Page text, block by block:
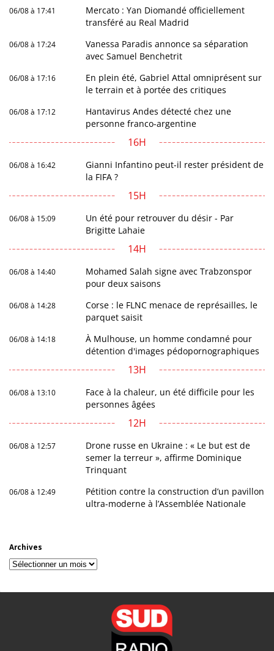
06/08 à 17:41
Mercato : Yan Diomandé officiellement
transféré au Real Madrid
06/08 à 17:24
Vanessa Paradis annonce sa séparation
avec Samuel Benchetrit
06/08 à 17:16
En plein été, Gabriel Attal omniprésent sur
le terrain et à portée des critiques
06/08 à 17:12
Hantavirus Andes détecté chez une
personne franco-argentine
16H
06/08 à 16:42
Gianni Infantino peut-il rester président de
la FIFA ?
15H
06/08 à 15:09
Un été pour retrouver du désir - Par
Brigitte Lahaie
14H
06/08 à 14:40
Mohamed Salah signe avec Trabzonspor
pour deux saisons
06/08 à 14:28
Corse : le FLNC menace de représailles, le
parquet saisit
06/08 à 14:18
À Mulhouse, un homme condamné pour
détention d'images pédopornographiques
13H
06/08 à 13:10
Face à la chaleur, un été difficile pour les
personnes âgées
12H
06/08 à 12:57
Drone russe en Ukraine : « Le but est de
semer la terreur », affirme Dominique
Trinquant
06/08 à 12:49
Pétition contre la construction d’un pavillon
ultra-moderne à l’Assemblée Nationale
Archives
Archives